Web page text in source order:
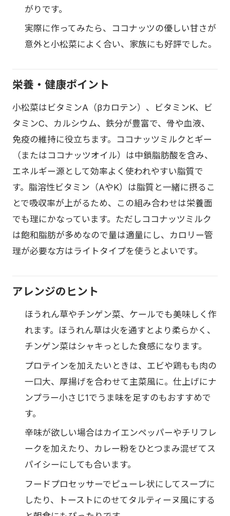
がりです。
実際に作ってみたら、ココナッツの優しい甘さが
意外と小松菜によく合い、家族にも好評でした。
栄養・健康ポイント
小松菜はビタミンA（βカロテン）、ビタミンK、ビ
タミンC、カルシウム、鉄分が豊富で、骨や血液、
免疫の維持に役立ちます。ココナッツミルクとギー
（またはココナッツオイル）は中鎖脂肪酸を含み、
エネルギー源として効率よく使われやすい脂質で
す。脂溶性ビタミン（AやK）は脂質と一緒に摂るこ
とで吸収率が上がるため、この組み合わせは栄養面
でも理にかなっています。ただしココナッツミルク
は飽和脂肪が多めなので量は適量にし、カロリー管
理が必要な方はライトタイプを使うとよいです。
アレンジのヒント
ほうれん草やチンゲン菜、ケールでも美味しく作
れます。ほうれん草は火を通すとより柔らかく、
チンゲン菜はシャキっとした食感になります。
プロテインを加えたいときは、エビや鶏もも肉の
一口大、厚揚げを合わせて主菜風に。仕上げにナ
ンプラー小さじ1でうま味を足すのもおすすめで
す。
辛味が欲しい場合はカイエンペッパーやチリフレ
ークを加えたり、カレー粉をひとつまみ混ぜてス
パイシーにしても合います。
フードプロセッサーでピューレ状にしてスープに
したり、トーストにのせてタルティーヌ風にする